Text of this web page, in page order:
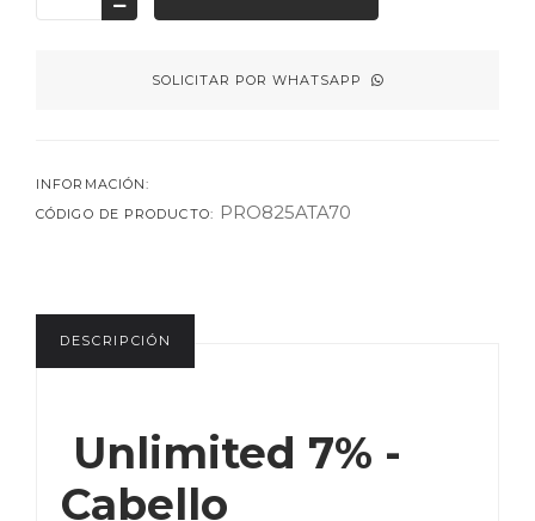
SOLICITAR POR WHATSAPP
INFORMACIÓN:
CÓDIGO DE PRODUCTO: PRO825ATA70
DESCRIPCIÓN
Unlimited 7% -